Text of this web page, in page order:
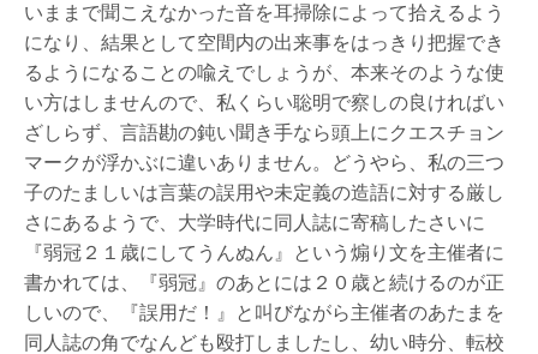
いままで聞こえなかった音を耳掃除によって拾えるよう
になり、結果として空間内の出来事をはっきり把握でき
るようになることの喩えでしょうが、本来そのような使
い方はしませんので、私くらい聡明で察しの良ければい
ざしらず、言語勘の鈍い聞き手なら頭上にクエスチョン
マークが浮かぶに違いありません。どうやら、私の三つ
子のたましいは言葉の誤用や未定義の造語に対する厳し
さにあるようで、大学時代に同人誌に寄稿したさいに
『弱冠２１歳にしてうんぬん』という煽り文を主催者に
書かれては、『弱冠』のあとには２０歳と続けるのが正
しいので、『誤用だ！』と叫びながら主催者のあたまを
同人誌の角でなんども殴打しましたし、幼い時分、転校